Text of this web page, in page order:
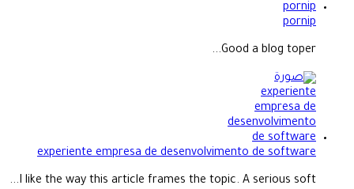
pornip
Good a blog toper...
experiente empresa de desenvolvimento de software
I like the way this article frames the topic. A serious soft...